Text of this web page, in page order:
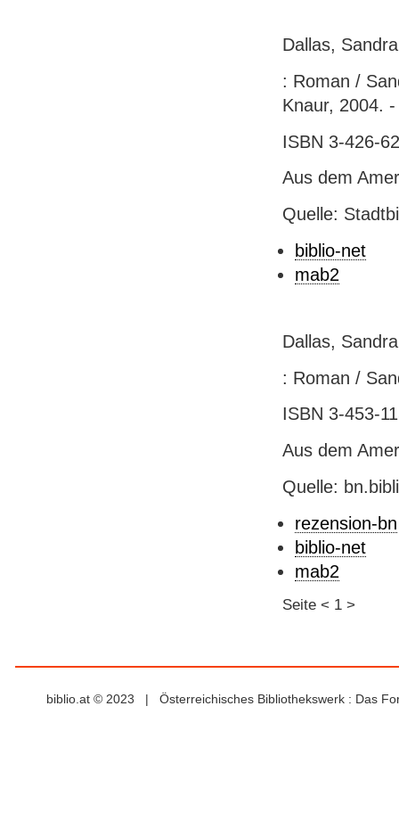
Dallas,
: Roman /
Knaur, 2004.
ISBN 3-426-
Aus dem
Quelle:
biblio-net
mab2
Dallas,
: Roman /
ISBN 3-453-
Aus dem
Quelle:
rezension-bn
biblio-net
mab2
Seite < 1 >
biblio.at © 2023 | Österreichisches Bibliothekswerk : Das